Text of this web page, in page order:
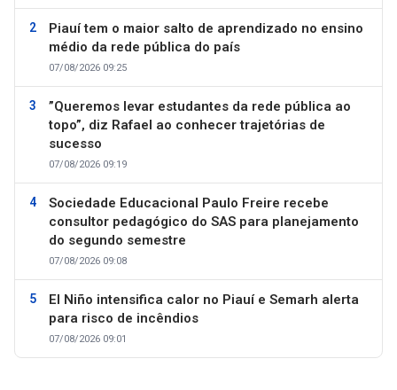
Piauí tem o maior salto de aprendizado no ensino
médio da rede pública do país
07/08/2026 09:25
”Queremos levar estudantes da rede pública ao
topo”, diz Rafael ao conhecer trajetórias de
sucesso
07/08/2026 09:19
Sociedade Educacional Paulo Freire recebe
consultor pedagógico do SAS para planejamento
do segundo semestre
07/08/2026 09:08
El Niño intensifica calor no Piauí e Semarh alerta
para risco de incêndios
07/08/2026 09:01